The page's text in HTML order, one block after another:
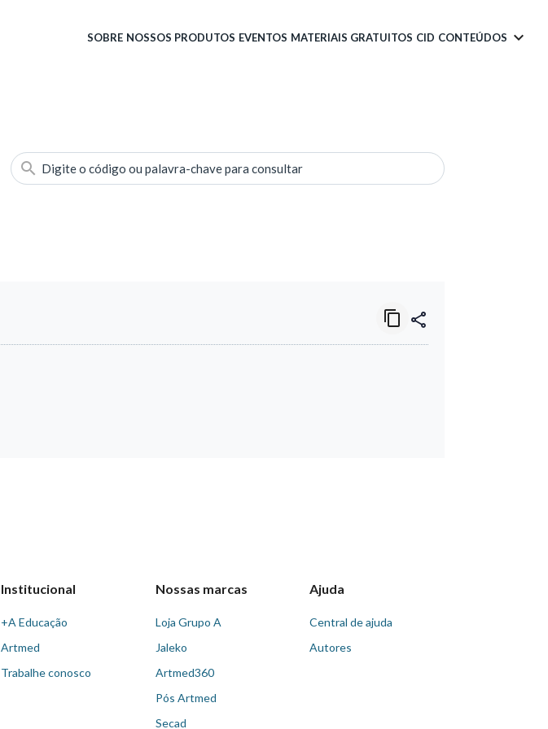
SOBRE NOSSOS PRODUTOS EVENTOS MATERIAIS GRATUITOS CID CONTEÚDOS
Digite o código ou palavra-chave para consultar
Institucional
+A Educação
Artmed
Trabalhe conosco
Nossas marcas
Loja Grupo A
Jaleko
Artmed360
Pós Artmed
Secad
Ajuda
Central de ajuda
Autores